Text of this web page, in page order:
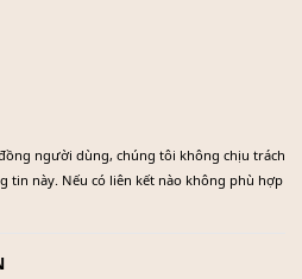
người dùng, chúng tôi không chịu trách
tin này. Nếu có liên kết nào không phù hợp